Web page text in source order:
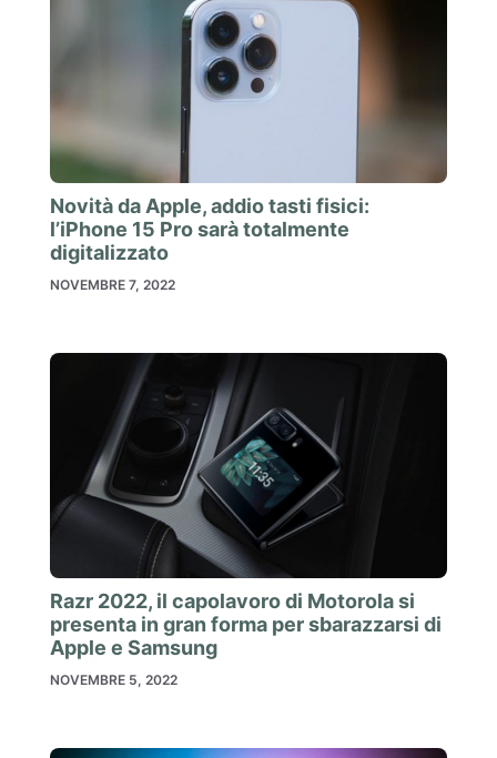
Novità da Apple, addio tasti fisici:
l’iPhone 15 Pro sarà totalmente
digitalizzato
NOVEMBRE 7, 2022
Razr 2022, il capolavoro di Motorola si
presenta in gran forma per sbarazzarsi di
Apple e Samsung
NOVEMBRE 5, 2022